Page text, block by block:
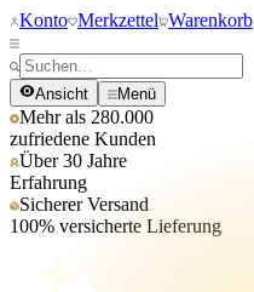
Konto Merkzettel Warenkorb
Ansicht Menü
Mehr als 280.000
zufriedene Kunden
Über 30 Jahre
Erfahrung
Sicherer Versand
100% versicherte Lieferung